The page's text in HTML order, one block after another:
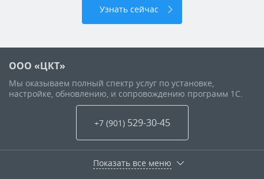
Узнать сейчас
ООО «ЦКТ»
Мы оказываем полный спектр услуг по установке,
настройке, обновлению, и сопровождению программ 1С.
+7 (901) 529-30-45
Показать все меню